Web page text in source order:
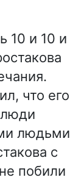
10 и 10 и
что его
людьми
с
побили